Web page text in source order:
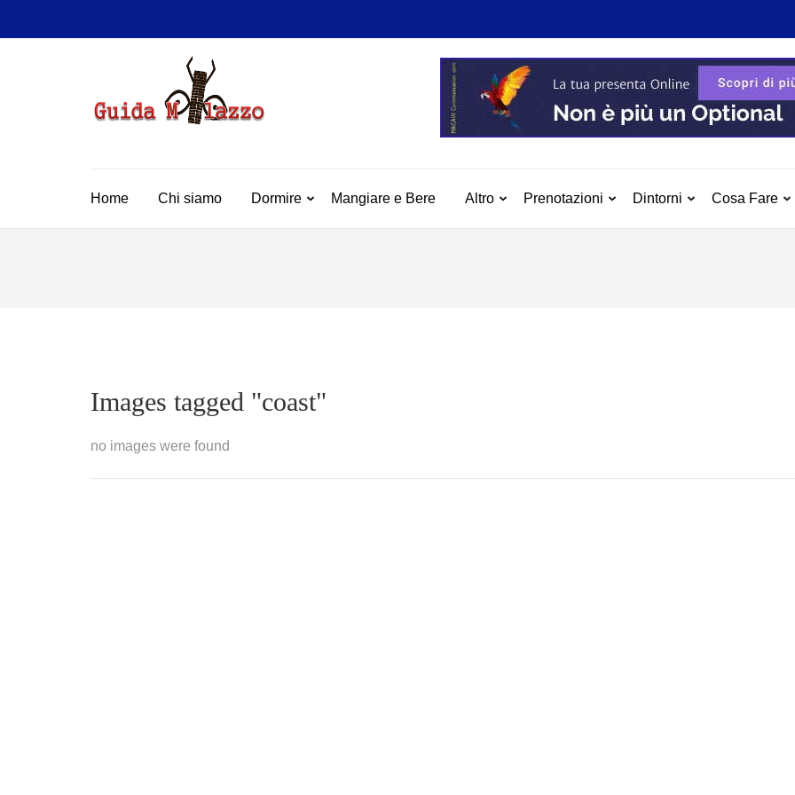
GUIDA MILAZZO
La Vera Guida per Milazzo e Dintorni
Home Chi siamo Dormire Mangiare e Bere Altro Prenotazioni Dintorni Cosa Fare
Images tagged "coast"
no images were found